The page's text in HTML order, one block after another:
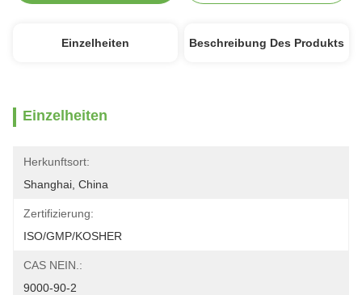
Einzelheiten Beschreibung Des Produkts
Einzelheiten
Herkunftsort:
Shanghai, China
Zertifizierung:
ISO/GMP/KOSHER
CAS NEIN.:
9000-90-2